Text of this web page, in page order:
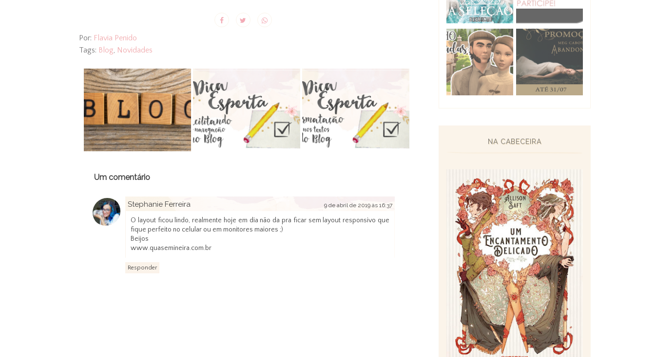
Por: Flavia Penido
Tags: Blog Novidades
Um comentário
Stephanie Ferreira 9 de abril de 2019 às 16:37
O layout ficou lindo, realmente hoje em dia não da pra ficar sem layout responsivo que
fique perfeito no celular ou em monitores maiores ;)
Beijos
www.quasemineira.com.br
Responder
NA CABECEIRA